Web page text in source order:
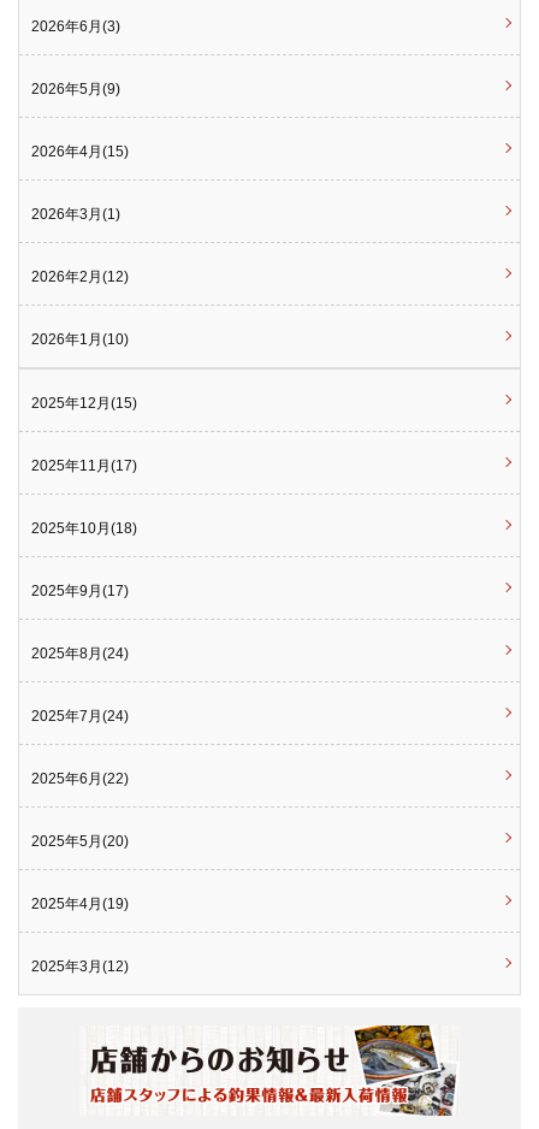
2026年6月(3)
2026年5月(9)
2026年4月(15)
2026年3月(1)
2026年2月(12)
2026年1月(10)
2025年12月(15)
2025年11月(17)
2025年10月(18)
2025年9月(17)
2025年8月(24)
2025年7月(24)
2025年6月(22)
2025年5月(20)
2025年4月(19)
2025年3月(12)